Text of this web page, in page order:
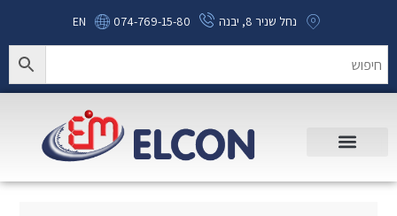
נחל שניר 8, יבנה 074-769-15-80
EN